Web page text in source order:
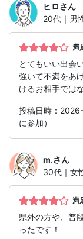
ヒロさん
20代｜男
満
とてもいい出会
強いて不満をあ
けるお相手では
投稿日時：
に参加）
m.さん
30代｜女
満
県外の方や、普
ったです！